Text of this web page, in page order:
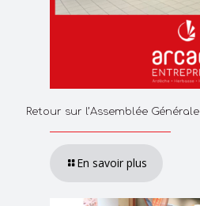
Retour sur l’Assemblée Générale
En savoir plus